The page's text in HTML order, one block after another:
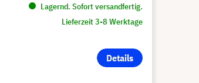
Lagernd. Sofort versandfertig.
Lieferzeit 3-8 Werktage
Details